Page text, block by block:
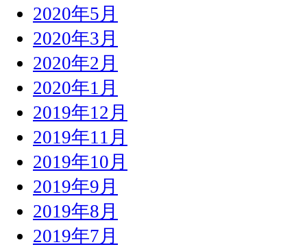
2020年5月
2020年3月
2020年2月
2020年1月
2019年12月
2019年11月
2019年10月
2019年9月
2019年8月
2019年7月